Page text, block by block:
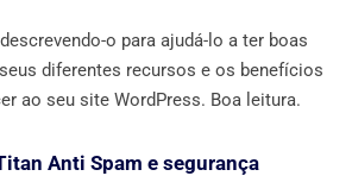
o para ajudá-lo a ter boas
diferentes recursos e os benefícios
ao seu site WordPress. Boa leitura.
Anti Spam e segurança